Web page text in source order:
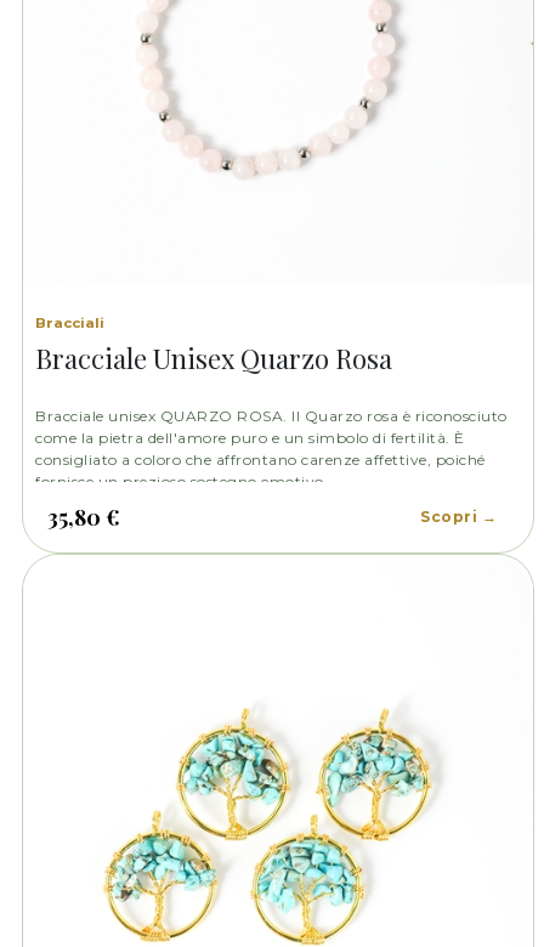
Bracciali
Bracciale Unisex Quarzo Rosa
Bracciale unisex QUARZO ROSA. Il Quarzo rosa è riconosciuto
come la pietra dell'amore puro e un simbolo di fertilità. È
consigliato a coloro che affrontano carenze affettive, poiché
fornisce un prezioso sostegno emotivo
35,80 € Scopri →